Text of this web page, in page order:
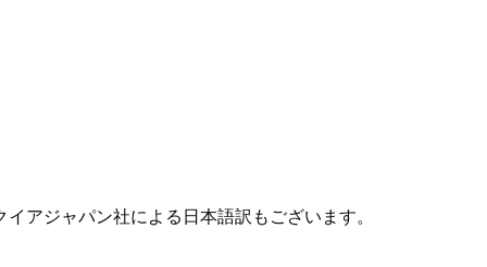
アジャパン社による日本語訳もございます。